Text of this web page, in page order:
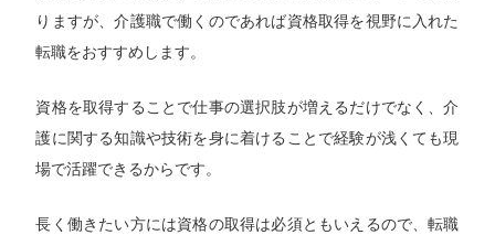
りますが、介護職で働くのであれば資格取得を視野に入れた
転職をおすすめします。
資格を取得することで仕事の選択肢が増えるだけでなく、介
護に関する知識や技術を身に着けることで経験が浅くても現
場で活躍できるからです。
長く働きたい方には資格の取得は必須ともいえるので、転職